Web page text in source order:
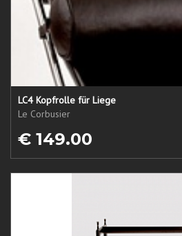
LC4 Kopfrolle für Liege
Le Corbusier
€ 149.00